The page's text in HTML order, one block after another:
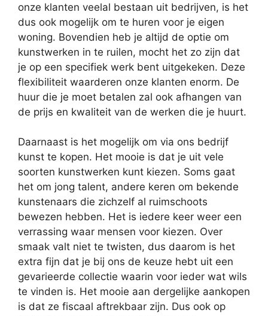
onze klanten veelal bestaan uit bedrijven, is het
dus ook mogelijk om te huren voor je eigen
woning. Bovendien heb je altijd de optie om
kunstwerken in te ruilen, mocht het zo zijn dat
je op een specifiek werk bent uitgekeken. Deze
flexibiliteit waarderen onze klanten enorm. De
huur die je moet betalen zal ook afhangen van
de prijs en kwaliteit van de werken die je huurt.
Daarnaast is het mogelijk om via ons bedrijf
kunst te kopen. Het mooie is dat je uit vele
soorten kunstwerken kunt kiezen. Soms gaat
het om jong talent, andere keren om bekende
kunstenaars die zichzelf al ruimschoots
bewezen hebben. Het is iedere keer weer een
verrassing waar mensen voor kiezen. Over
smaak valt niet te twisten, dus daarom is het
extra fijn dat je bij ons de keuze hebt uit een
gevarieerde collectie waarin voor ieder wat wils
te vinden is. Het mooie aan dergelijke aankopen
is dat ze fiscaal aftrekbaar zijn. Dus ook op